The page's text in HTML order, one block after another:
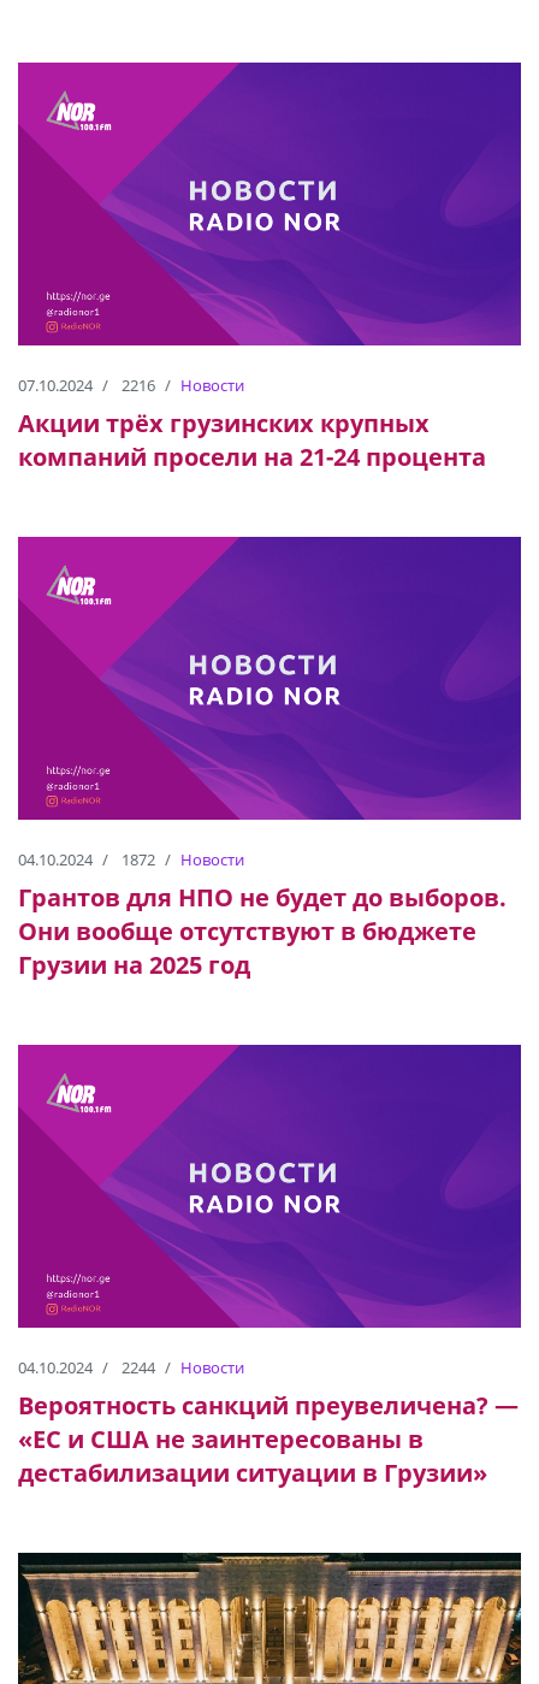
07.10.2024 2216 Новости
Акции трёх грузинских крупных
компаний просели на 21-24 процента
04.10.2024 1872 Новости
Грантов для НПО не будет до выборов.
Они вообще отсутствуют в бюджете
Грузии на 2025 год
04.10.2024 2244 Новости
Вероятность санкций преувеличена? —
«ЕС и США не заинтересованы в
дестабилизации ситуации в Грузии»